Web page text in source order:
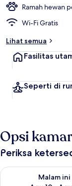
Ramah hewan
Wi-Fi Gratis
Lihat semua
Fasilitas
Seperti di
Opsi
Periksa
Malam ini
Periksa